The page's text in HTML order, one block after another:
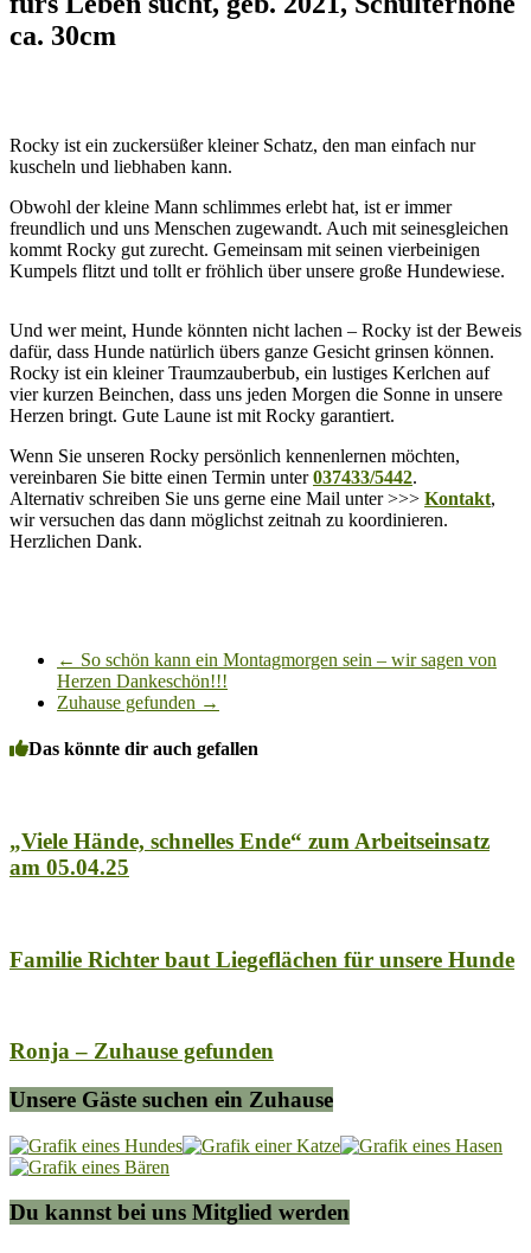
ca. 30cm
Rocky ist ein zuckersüßer kleiner Schatz, den man einfach nur
kuscheln und liebhaben kann.
Obwohl der kleine Mann schlimmes erlebt hat, ist er immer
freundlich und uns Menschen zugewandt. Auch mit seinesgleichen
kommt Rocky gut zurecht. Gemeinsam mit seinen vierbeinigen
Kumpels flitzt und tollt er fröhlich über unsere große Hundewiese.
Und wer meint, Hunde könnten nicht lachen – Rocky ist der Beweis
dafür, dass Hunde natürlich übers ganze Gesicht grinsen können.
Rocky ist ein kleiner Traumzauberbub, ein lustiges Kerlchen auf
vier kurzen Beinchen, dass uns jeden Morgen die Sonne in unsere
Herzen bringt. Gute Laune ist mit Rocky garantiert.
Wenn Sie unseren Rocky persönlich kennenlernen möchten,
vereinbaren Sie bitte einen Termin unter037433/5442.
Alternativ schreiben Sie uns gerne eine Mail unter >>> Kontakt,
wir versuchen das dann möglichst zeitnah zu koordinieren.
Herzlichen Dank.
← So schön kann ein Montagmorgen sein – wir sagen von
Herzen Dankeschön!!!
Zuhause gefunden →
Das könnte dir auch gefallen
„Viele Hände, schnelles Ende“ zum Arbeitseinsatz
am 05.04.25
Familie Richter baut Liegeflächen für unsere Hunde
Ronja – Zuhause gefunden
Unsere Gäste suchen ein Zuhause
Du kannst bei uns Mitglied werden